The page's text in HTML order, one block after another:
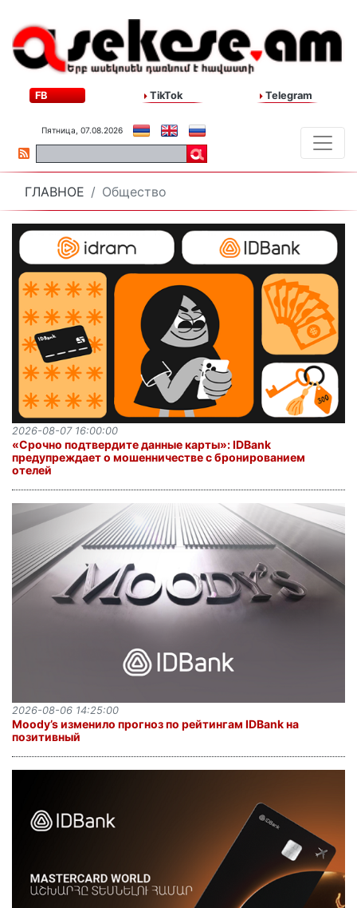
FB TikTok Telegram
Пятница, 07.08.2026
ГЛАВНОЕ Общество
«Срочно подтвердите данные карты»: IDBank
предупреждает о мошенничестве с бронированием
отелей
2026-08-07 16:00:00
Moody’s изменило прогноз по рейтингам IDBank на
позитивный
2026-08-06 14:25:00